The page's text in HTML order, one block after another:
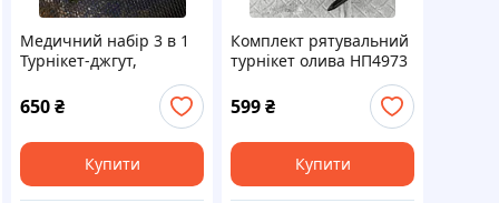
Медичний набір 3 в 1
Турнікет-джгут,
маленькі тактичні
медичні ножиці EMT
чорний ВТ5408
650₴
Купити
Комплект рятувальний
турнікет олива НП4973
599₴
Купити